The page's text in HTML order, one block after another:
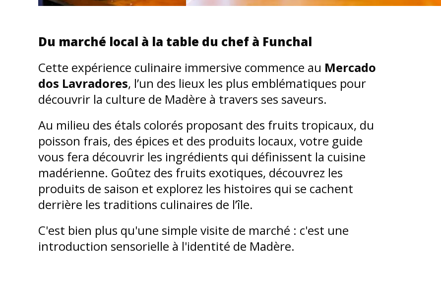
Du marché local à la table du chef à Funchal
Cette expérience culinaire immersive commence au Mercado
dos Lavradores, l’un des lieux les plus emblématiques pour
découvrir la culture de Madère à travers ses saveurs.
Au milieu des étals colorés proposant des fruits tropicaux, du
poisson frais, des épices et des produits locaux, votre guide
vous fera découvrir les ingrédients qui définissent la cuisine
madérienne. Goûtez des fruits exotiques, découvrez les
produits de saison et explorez les histoires qui se cachent
derrière les traditions culinaires de l’île.
C'est bien plus qu'une simple visite de marché : c'est une
introduction sensorielle à l'identité de Madère.